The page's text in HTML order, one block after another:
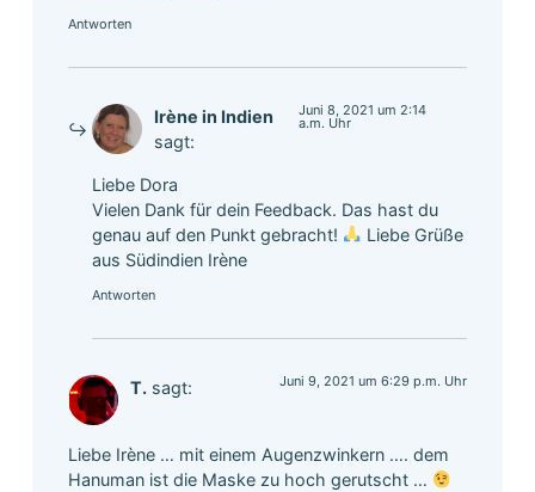
Antworten
Irène in Indien
sagt:
Juni 8, 2021 um 2:14
a.m. Uhr
Liebe Dora
Vielen Dank für dein Feedback. Das hast du
genau auf den Punkt gebracht!
Liebe Grüße
aus Südindien Irène
Antworten
T. sagt: Juni 9, 2021 um 6:29 p.m. Uhr
Liebe Irène … mit einem Augenzwinkern …. dem
Hanuman ist die Maske zu hoch gerutscht …